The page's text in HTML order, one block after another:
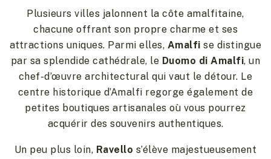
Plusieurs villes jalonnent la côte amalfitaine,
chacune offrant son propre charme et ses
attractions uniques. Parmi elles, Amalfi se distingue
par sa splendide cathédrale, le Duomo di Amalfi, un
chef-d’œuvre architectural qui vaut le détour. Le
centre historique d’Amalfi regorge également de
petites boutiques artisanales où vous pourrez
acquérir des souvenirs authentiques.
Un peu plus loin, Ravello s’élève majestueusement